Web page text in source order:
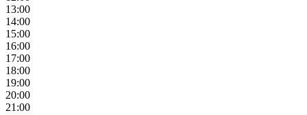
13:00
14:00
15:00
16:00
17:00
18:00
19:00
20:00
21:00